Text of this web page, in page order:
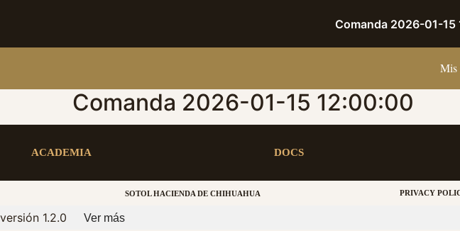
Comanda 2026-01-
Mis
Comanda 2026-01-15 12:00:00
ACADEMIA DOCS
SOTOL HACIENDA DE CHIHUAHUA PRIVACY
versión 1.2.0 Ver más